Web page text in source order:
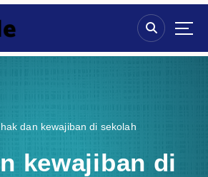
hak dan kewajiban di sekolah
kewajiban di